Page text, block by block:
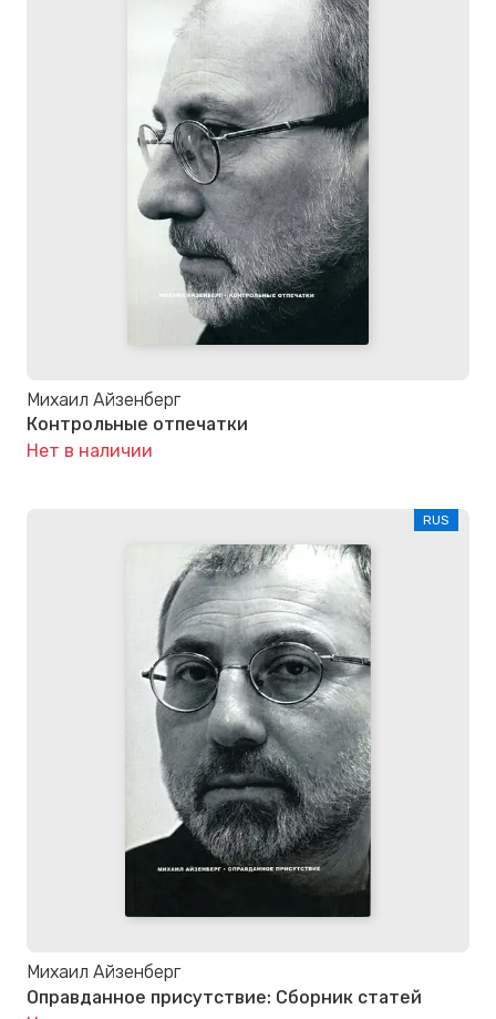
Михаил Айзенберг
Контрольные отпечатки
Нет в наличии
RUS
Михаил Айзенберг
Оправданное присутствие: Сборник статей